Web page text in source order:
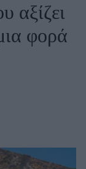
αξίζει
φορά